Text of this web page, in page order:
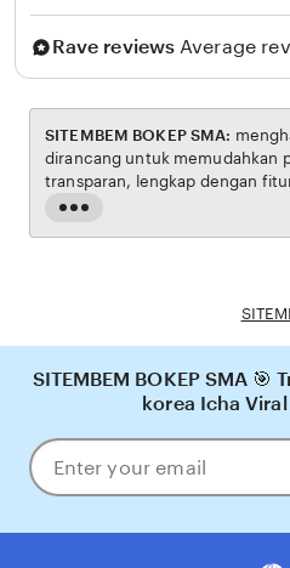
Rave reviews Average
Read
the
SITEMBEM BOKEP SMA:
dirancang untuk memudahkan pemain menikmati
transparan, lengkap dengan fitur login cepat dan navigasi yang ramah pengguna. Setiap
transaksi dijamin aman, sementara update hasil dan informasi permainan selalu
pecinta BOKEP online di
SITEMBEM BOKEP SMA
korea Icha
Enter
your